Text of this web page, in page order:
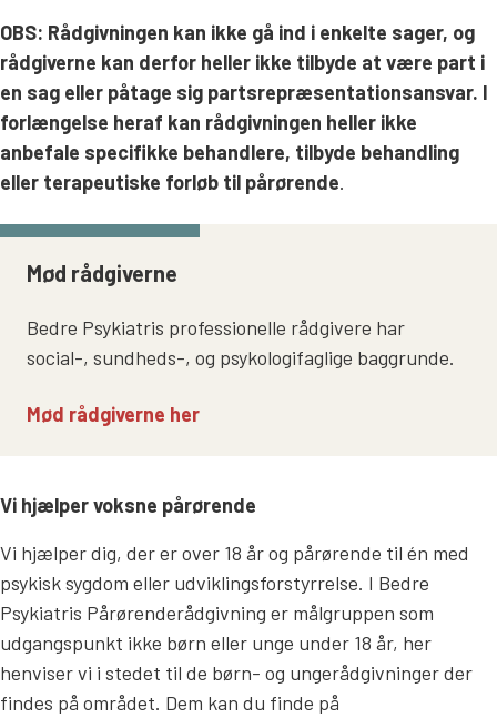
OBS: Rådgivningen kan ikke gå ind i enkelte sager, og
rådgiverne kan derfor heller ikke tilbyde at være part i
en sag eller påtage sig partsrepræsentationsansvar. I
forlængelse heraf kan rådgivningen heller ikke
anbefale specifikke behandlere, tilbyde behandling
eller terapeutiske forløb til pårørende.
Mød rådgiverne
Bedre Psykiatris professionelle rådgivere har
social-, sundheds-, og psykologifaglige baggrunde.
Mød rådgiverne her
Vi hjælper voksne pårørende
Vi hjælper dig, der er over 18 år og pårørende til én med
psykisk sygdom eller udviklingsforstyrrelse. I Bedre
Psykiatris Pårørenderådgivning er målgruppen som
udgangspunkt ikke børn eller unge under 18 år, her
henviser vi i stedet til de børn- og ungerådgivninger der
findes på området. Dem kan du finde på